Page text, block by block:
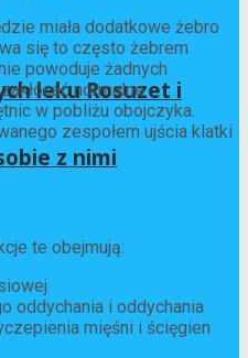
leku Rosuzet i
z nimi
miała dodatkowe żebro
się to często żebrem
powoduje żadnych
normalne
w pobliżu obojczyka.
zespołem ujścia klatki
te obejmują:
oddychania i oddychania
mięśni i ścięgien